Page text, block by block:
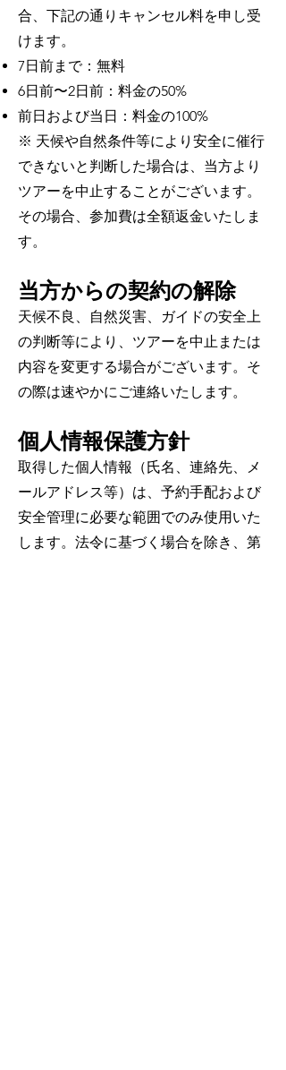
合、下記の通りキャンセル料を申し受
けます。
7日前まで：無料
6日前〜2日前：料金の50%
前日および当日：料金の100%
※ 天候や自然条件等により安全に催行
できないと判断した場合は、当方より
ツアーを中止することがございます。
その場合、参加費は全額返金いたしま
す。
当方からの契約の解除
天候不良、自然災害、ガイドの安全上
の判断等により、ツアーを中止または
内容を変更する場合がございます。そ
の際は速やかにご連絡いたします。
個人情報保護方針
取得した個人情報（氏名、連絡先、メ
ールアドレス等）は、予約手配および
安全管理に必要な範囲でのみ使用いた
します。法令に基づく場合を除き、第